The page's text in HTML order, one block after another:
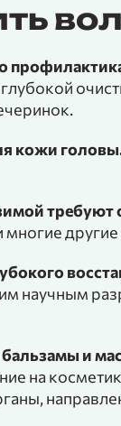
кожи
требуют
научным
и
на